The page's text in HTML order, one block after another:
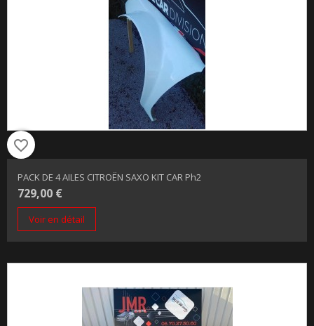
favorite_border
PACK DE 4 AILES CITROËN SAXO KIT CAR Ph2
729,00 €
Voir en détail